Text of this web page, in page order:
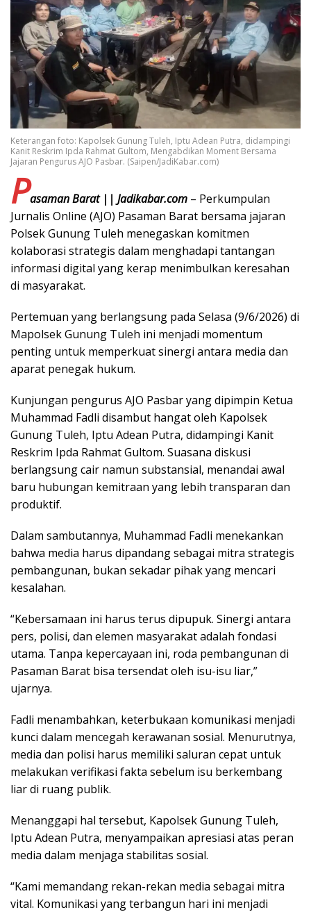
Keterangan foto: Kapolsek Gunung Tuleh, Iptu Adean Putra, didampingi
Kanit Reskrim Ipda Rahmat Gultom, Mengabdikan Moment Bersama
Jajaran Pengurus AJO Pasbar. (Saipen/JadiKabar.com)
Pasaman Barat || Jadikabar.com – Perkumpulan
Jurnalis Online (AJO) Pasaman Barat bersama jajaran
Polsek Gunung Tuleh menegaskan komitmen
kolaborasi strategis dalam menghadapi tantangan
informasi digital yang kerap menimbulkan keresahan
di masyarakat.
Pertemuan yang berlangsung pada Selasa (9/6/2026) di
Mapolsek Gunung Tuleh ini menjadi momentum
penting untuk memperkuat sinergi antara media dan
aparat penegak hukum.
Kunjungan pengurus AJO Pasbar yang dipimpin Ketua
Muhammad Fadli disambut hangat oleh Kapolsek
Gunung Tuleh, Iptu Adean Putra, didampingi Kanit
Reskrim Ipda Rahmat Gultom. Suasana diskusi
berlangsung cair namun substansial, menandai awal
baru hubungan kemitraan yang lebih transparan dan
produktif.
Dalam sambutannya, Muhammad Fadli menekankan
bahwa media harus dipandang sebagai mitra strategis
pembangunan, bukan sekadar pihak yang mencari
kesalahan.
“Kebersamaan ini harus terus dipupuk. Sinergi antara
pers, polisi, dan elemen masyarakat adalah fondasi
utama. Tanpa kepercayaan ini, roda pembangunan di
Pasaman Barat bisa tersendat oleh isu-isu liar,”
ujarnya.
Fadli menambahkan, keterbukaan komunikasi menjadi
kunci dalam mencegah kerawanan sosial. Menurutnya,
media dan polisi harus memiliki saluran cepat untuk
melakukan verifikasi fakta sebelum isu berkembang
liar di ruang publik.
Menanggapi hal tersebut, Kapolsek Gunung Tuleh,
Iptu Adean Putra, menyampaikan apresiasi atas peran
media dalam menjaga stabilitas sosial.
“Kami memandang rekan-rekan media sebagai mitra
vital. Komunikasi yang terbangun hari ini menjadi